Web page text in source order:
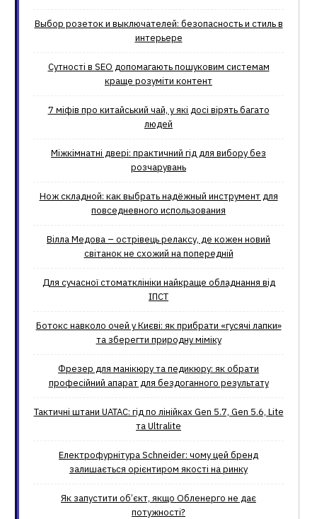
Выбор розеток и выключателей: безопасность и стиль в
интерьере
Сутності в SEO допомагають пошуковим системам
краще розуміти контент
7 міфів про китайський чай, у які досі вірять багато
людей
Міжкімнатні двері: практичний гід для вибору без
розчарувань
Нож складной: как выбрать надёжный инструмент для
повседневного использования
Вілла Медова – острівець релаксу, де кожен новий
світанок не схожий на попередній
Для сучасної стоматклініки найкраще обладнання від
ІПСТ
Ботокс навколо очей у Києві: як прибрати «гусячі лапки»
та зберегти природну міміку
Фрезер для манікюру та педикюру: як обрати
професійний апарат для бездоганного результату
Тактичні штани UATAC: гід по лінійках Gen 5.7, Gen 5.6, Lite
та Ultralite
Електрофурнітура Schneider: чому цей бренд
залишається орієнтиром якості на ринку
Як запустити об’єкт, якщо Обленерго не дає
потужності?